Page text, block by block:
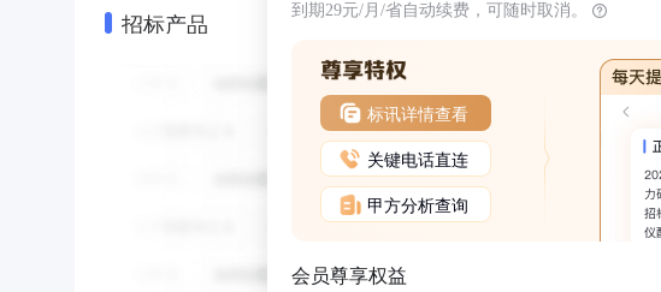
招标产品 到期29元/月/省自动续费，可随时取消。
标讯详情查看
关键电话直连
甲方分析查询
会员尊享权益